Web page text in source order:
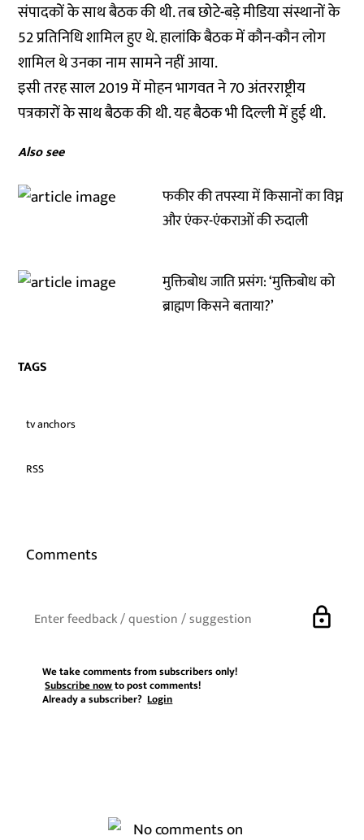
संपादकों के साथ बैठक की थी. तब छोटे-बड़े मीडिया संस्थानों के
52 प्रतिनिधि शामिल हुए थे. हालांकि बैठक में कौन-कौन लोग
शामिल थे उनका नाम सामने नहीं आया.
इसी तरह साल 2019 में मोहन भागवत ने70 अंतरराष्ट्रीय
पत्रकारोंके साथ बैठक की थी. यह बैठक भी दिल्ली में हुई थी.
Also see
फकीर की तपस्या में किसानों का विघ्न
और एंकर-एंकराओं की रुदाली
मुक्तिबोध जाति प्रसंग: ‘मुक्तिबोध को
ब्राह्मण किसने बताया?’
TAGS
tv anchors
RSS
Comments
lock
We take comments from subscribers only!
Subscribe nowto post comments!
Already a subscriber?Login